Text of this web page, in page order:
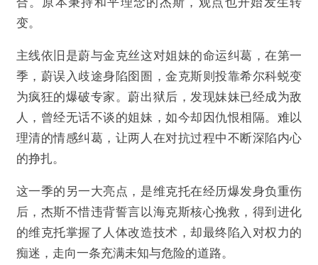
变。
主线依旧是蔚与金克丝这对姐妹的命运纠葛，在第一
季，蔚误入歧途身陷囹圄，金克斯则投靠希尔科蜕变
为疯狂的爆破专家。蔚出狱后，发现妹妹已经成为敌
人，曾经无话不谈的姐妹，如今却因仇恨相隔。难以
理清的情感纠葛，让两人在对抗过程中不断深陷内心
的挣扎。
这一季的另一大亮点，是维克托在经历爆发身负重伤
后，杰斯不惜违背誓言以海克斯核心挽救，得到进化
的维克托掌握了人体改造技术，却最终陷入对权力的
痴迷，走向一条充满未知与危险的道路。